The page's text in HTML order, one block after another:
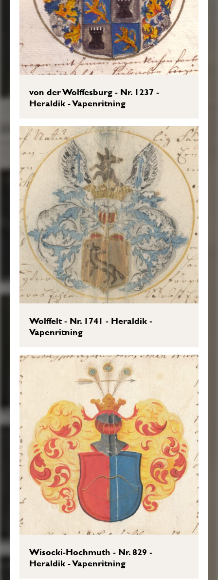
von der Wolffesburg - Nr. 1237 -
Heraldik - Vapenritning
Wolffelt - Nr. 1741 - Heraldik -
Vapenritning
Wisocki-Hochmuth - Nr. 829 -
Heraldik - Vapenritning